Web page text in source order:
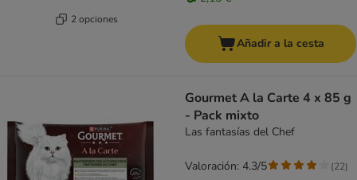
2 opciones
Añadir a la cesta
Gourmet A la Carte 4 x 85 g
- Pack mixto
Las fantasías del Chef
Valoración: 4.3/5 (22)